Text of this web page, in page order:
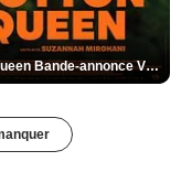
Cotton Queen Bande-annonce VO STFR